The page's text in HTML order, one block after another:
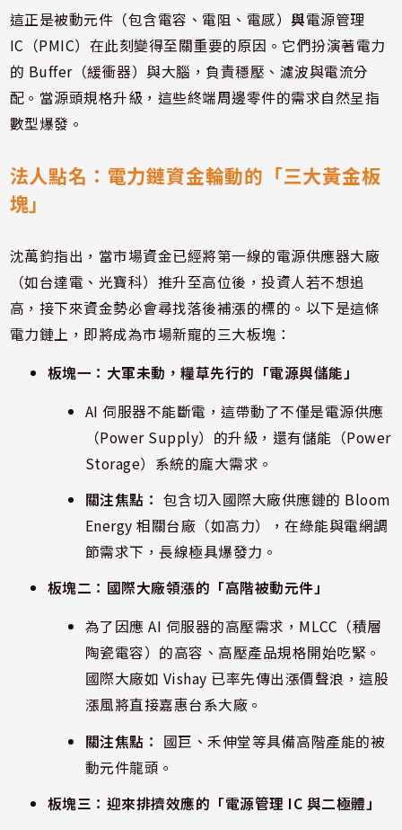
這正是被動元件（包含電容、電阻、電感）與電源管理
IC（PMIC）在此刻變得至關重要的原因。它們扮演著電力
的 Buffer（緩衝器）與大腦，負責穩壓、濾波與電流分
配。當源頭規格升級，這些終端周邊零件的需求自然呈指
數型爆發。
法人點名：電力鏈資金輪動的「三大黃金板
塊」
沈萬鈞指出，當市場資金已經將第一線的電源供應器大廠
（如台達電、光寶科）推升至高位後，投資人若不想追
高，接下來資金勢必會尋找落後補漲的標的。以下是這條
電力鏈上，即將成為市場新寵的三大板塊：
板塊一：大軍未動，糧草先行的「電源與儲能」
AI 伺服器不能斷電，這帶動了不僅是電源供應
（Power Supply）的升級，還有儲能（Power
Storage）系統的龐大需求。
關注焦點： 包含切入國際大廠供應鏈的 Bloom
Energy 相關台廠（如高力），在綠能與電網調
節需求下，長線極具爆發力。
板塊二：國際大廠領漲的「高階被動元件」
為了因應 AI 伺服器的高壓需求，MLCC（積層
陶瓷電容）的高容、高壓產品規格開始吃緊。
國際大廠如 Vishay 已率先傳出漲價聲浪，這股
漲風將直接嘉惠台系大廠。
關注焦點： 國巨、禾伸堂等具備高階產能的被
動元件龍頭。
板塊三：迎來排擠效應的「電源管理 IC 與二極體」